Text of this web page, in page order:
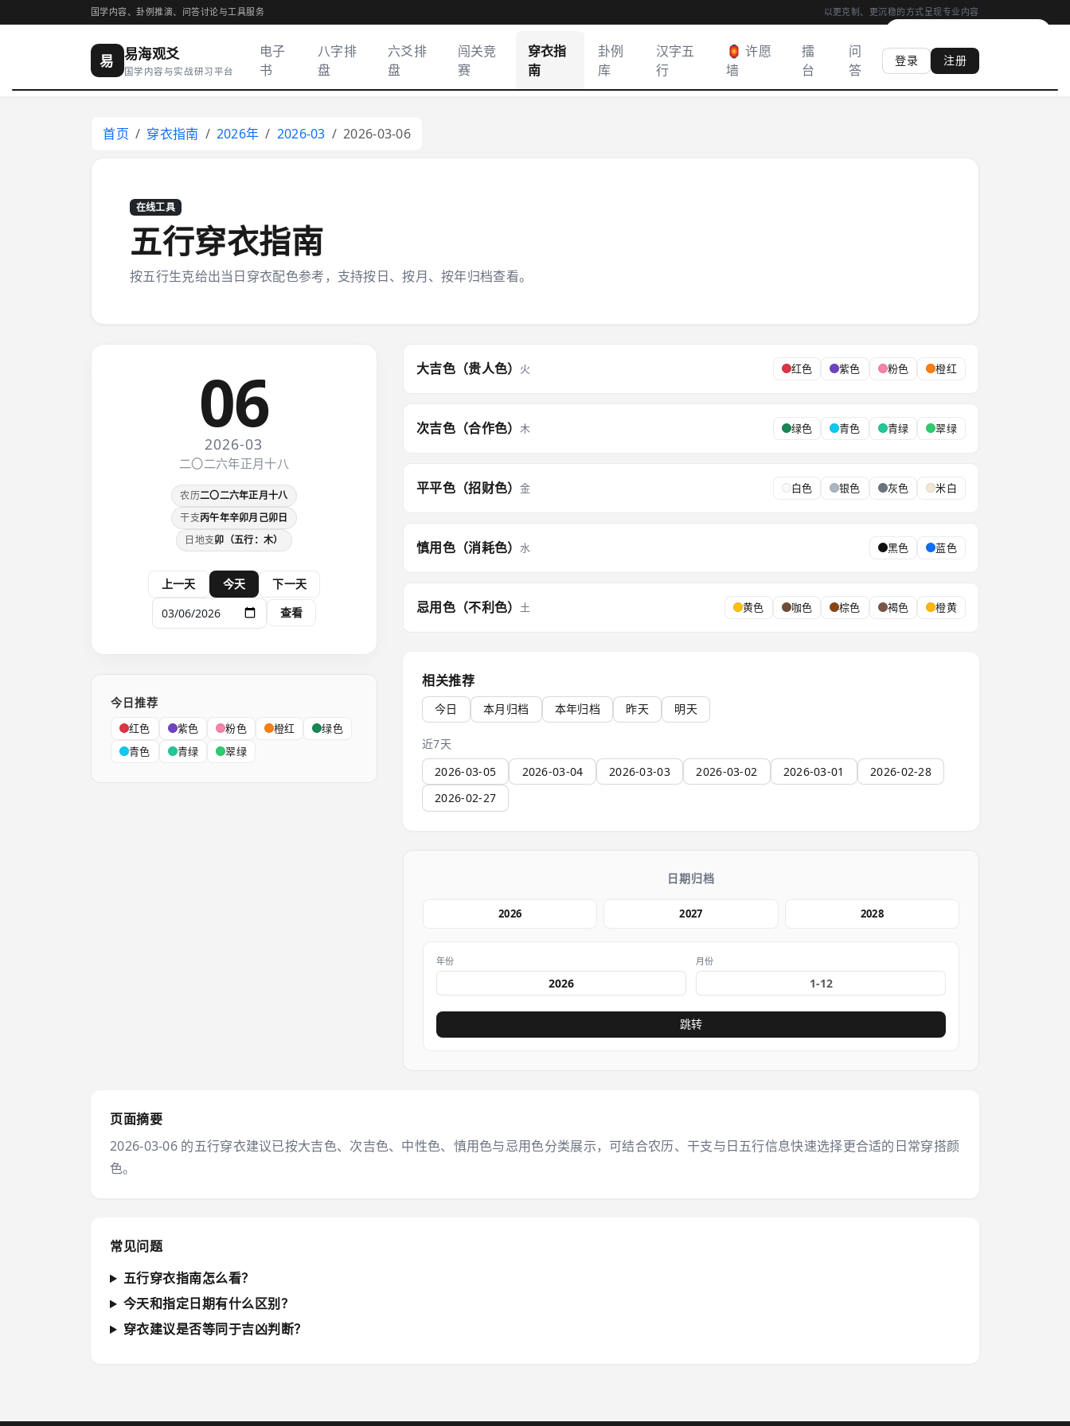
国学内容、卦例推演、问答讨论与工具服务 以更克制、更沉稳的方式呈现专业内容
易 易海观爻
国学内容与实战研习平台
电子
书
八字排
盘
六爻排
盘
闯关竞
赛
穿衣指
南
卦例
库
汉字五
行
🏮 许愿
墙
擂
台
问
答
登录 注册
首页 穿衣指南 2026年 2026-03 2026-03-06
在线工具
五行穿衣指南
按五行生克给出当日穿衣配色参考，支持按日、按月、按年归档查看。
06
2026-03
二〇二六年正月十八
农历二〇二六年正月十八
干支丙午年辛卯月己卯日
日地支卯（五行：木）
上一天 今天
下一天
查看
今日推荐
红色 紫色 粉色 橙红
绿色
青色
青绿 翠绿
大吉色（贵人色） 火 红色 紫色 粉色 橙红
次吉色（合作色）木 绿色 青色 青绿 翠绿
平平色（招财色）金 白色 银色 灰色 米白
慎用色（消耗色） 水 黑色 蓝色
忌用色（不利色）土 黄色 咖色 棕色 褐色 橙黄
相关推荐
今日 本月归档 本年归档 昨天 明天
近7天
2026-03-05
2026-03-04 2026-03-03 2026-03-02 2026-03-01
2026-02-28
2026-02-27
日期归档
2026 2027 2028
年份 月份
跳转
页面摘要
2026-03-06 的五行穿衣建议已按大吉色、次吉色、中性色、慎用色与忌用色分类展示，可结合农历、干支与日五行信息快速选择更合适的日常穿搭颜
色。
常见问题
五行穿衣指南怎么看？
今天和指定日期有什么区别？
穿衣建议是否等同于吉凶判断？